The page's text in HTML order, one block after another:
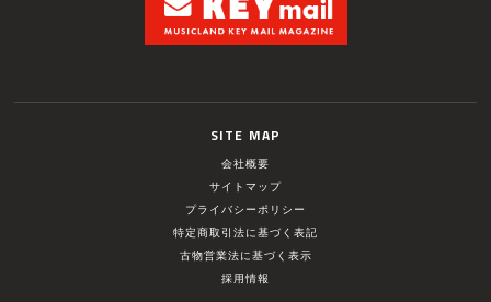
SITE MAP
会社概要
サイトマップ
プライバシーポリシー
特定商取引法に基づく表記
古物営業法に基づく表示
採用情報